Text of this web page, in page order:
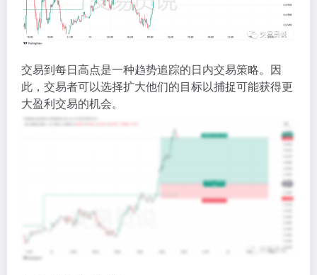
交易到每日高点是一种趋势追踪的日内交易策略。因
此，交易者可以选择扩大他们的目标以捕捉可能获得更
大盈利交易的机会。